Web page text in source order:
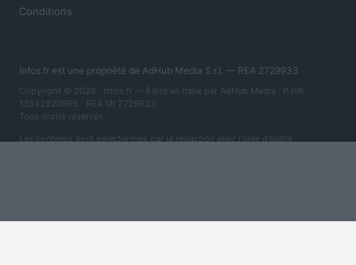
Conditions
Infos.fr est une propriété de AdHub Media S.r.l. — REA 2729933
Copyright © 2026 · Infos.fr — Édité en Italie par AdHub Media · P.IVA
13542920965 · REA MI 2729933
Tous droits réservés
Les contenus sont sélectionnés par la rédaction avec l'aide d'outils